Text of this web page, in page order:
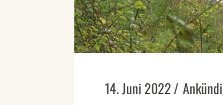
14. Juni 2022